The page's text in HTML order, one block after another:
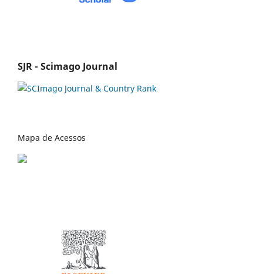
SJR - Scimago Journal
Mapa de Acessos